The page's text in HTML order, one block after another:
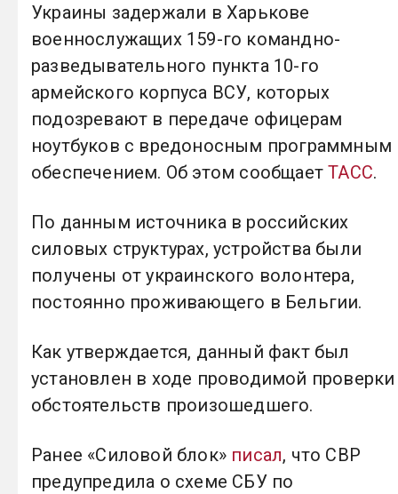
Украины задержали в Харькове
военнослужащих 159-го командно-
разведывательного пункта 10-го
армейского корпуса ВСУ, которых
подозревают в передаче офицерам
ноутбуков с вредоносным программным
обеспечением. Об этом сообщаетТАСС.
По данным источника в российских
силовых структурах, устройства были
получены от украинского волонтера,
постоянно проживающего в Бельгии.
Как утверждается, данный факт был
установлен в ходе проводимой проверки
обстоятельств произошедшего.
Ранее «Силовой блок» писал, что СВР
предупредила о схеме СБУ по